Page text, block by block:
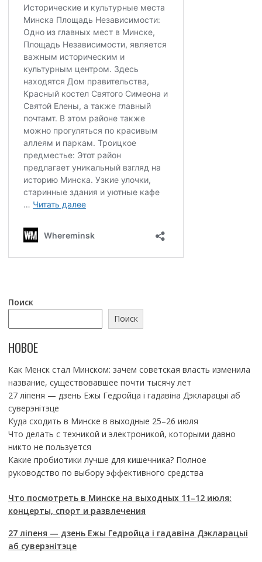
Поиск
Поиск
НОВОЕ
Как Менск стал Минском: зачем советская власть изменила
название, существовавшее почти тысячу лет
27 ліпеня — дзень Ежы Гедройца і гадавіна Дэкларацыі аб
суверэнітэце
Куда сходить в Минске в выходные 25–26 июля
Что делать с техникой и электроникой, которыми давно
никто не пользуется
Какие пробиотики лучше для кишечника? Полное
руководство по выбору эффективного средства
Что посмотреть в Минске на выходных 11–12 июля:
концерты, спорт и развлечения
27 ліпеня — дзень Ежы Гедройца і гадавіна Дэкларацыі
аб суверэнітэце